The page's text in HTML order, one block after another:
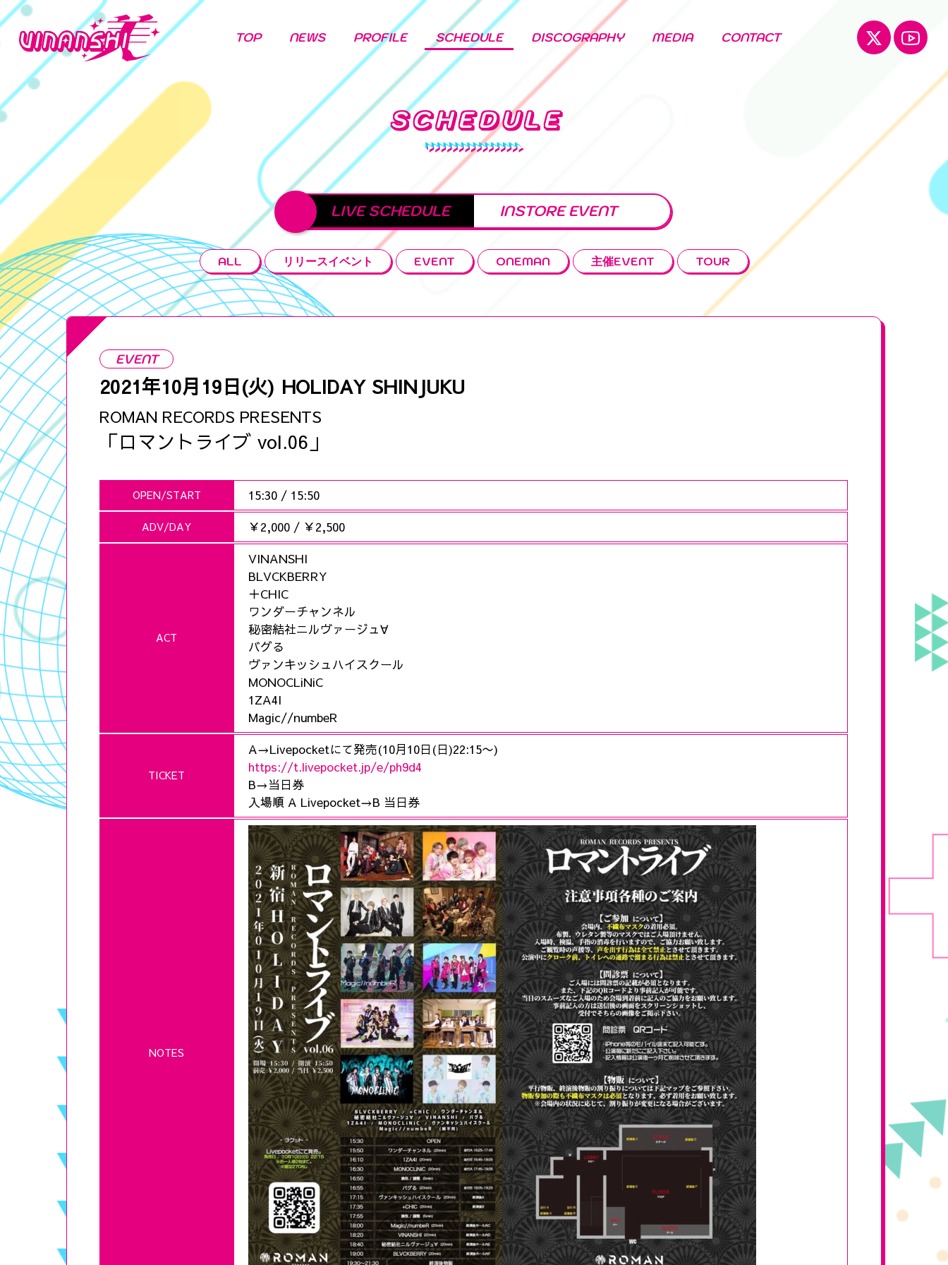
TOP NEWS PROFILE SCHEDULE DISCOGRAPHY MEDIA CONTACT
SCHEDULE
LIVE SCHEDULE INSTORE EVENT
ALL リリースイベント EVENT ONEMAN 主催EVENT TOUR
EVENT
2021年10月19日(火) HOLIDAY SHINJUKU
ROMAN RECORDS PRESENTS
「ロマントライブ vol.06」
OPEN/START 15:30 / 15:50
ADV/DAY ￥2,000 / ￥2,500
ACT
VINANSHI
BLVCKBERRY
＋CHIC
ワンダーチャンネル
秘密結社ニルヴァージュ∀
バグる
ヴァンキッシュハイスクール
MONOCLiNiC
1ZA4I
Magic//numbeR
TICKET
A→Livepocketにて発売(10月10日(日)22:15〜)
https://t.livepocket.jp/e/ph9d4
B→当日券
入場順 A Livepocket→B 当日券
NOTES